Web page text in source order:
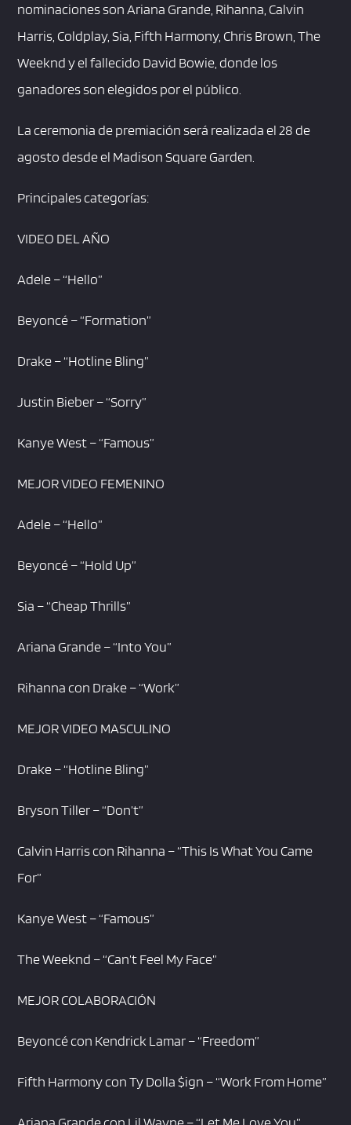
nominaciones son Ariana Grande, Rihanna, Calvin
Harris, Coldplay, Sia, Fifth Harmony, Chris Brown, The
Weeknd y el fallecido David Bowie, donde los
ganadores son elegidos por el público.
La ceremonia de premiación será realizada el 28 de
agosto desde el Madison Square Garden.
Principales categorías:
VIDEO DEL AÑO
Adele – “Hello”
Beyoncé – “Formation”
Drake – “Hotline Bling”
Justin Bieber – “Sorry”
Kanye West – “Famous”
MEJOR VIDEO FEMENINO
Adele – “Hello”
Beyoncé – “Hold Up”
Sia – “Cheap Thrills”
Ariana Grande – “Into You”
Rihanna con Drake – “Work”
MEJOR VIDEO MASCULINO
Drake – “Hotline Bling”
Bryson Tiller – “Don’t”
Calvin Harris con Rihanna – “This Is What You Came
For”
Kanye West – “Famous”
The Weeknd – “Can’t Feel My Face”
MEJOR COLABORACIÓN
Beyoncé con Kendrick Lamar – “Freedom”
Fifth Harmony con Ty Dolla $ign – “Work From Home”